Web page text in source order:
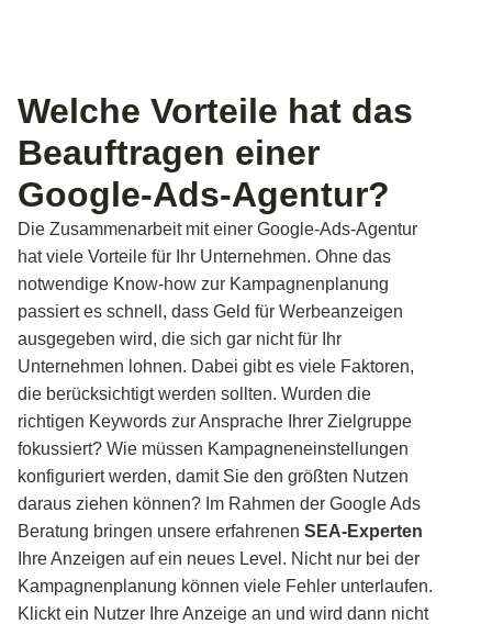
Welche Vorteile hat das
Beauftragen einer
Google-Ads-Agentur?
Die Zusammenarbeit mit einer Google-Ads-Agentur
hat viele Vorteile für Ihr Unternehmen. Ohne das
notwendige Know-how zur Kampagnenplanung
passiert es schnell, dass Geld für Werbeanzeigen
ausgegeben wird, die sich gar nicht für Ihr
Unternehmen lohnen. Dabei gibt es viele Faktoren,
die berücksichtigt werden sollten. Wurden die
richtigen Keywords zur Ansprache Ihrer Zielgruppe
fokussiert? Wie müssen Kampagneneinstellungen
konfiguriert werden, damit Sie den größten Nutzen
daraus ziehen können? Im Rahmen der Google Ads
Beratung bringen unsere erfahrenen SEA-Experten
Ihre Anzeigen auf ein neues Level. Nicht nur bei der
Kampagnenplanung können viele Fehler unterlaufen.
Klickt ein Nutzer Ihre Anzeige an und wird dann nicht